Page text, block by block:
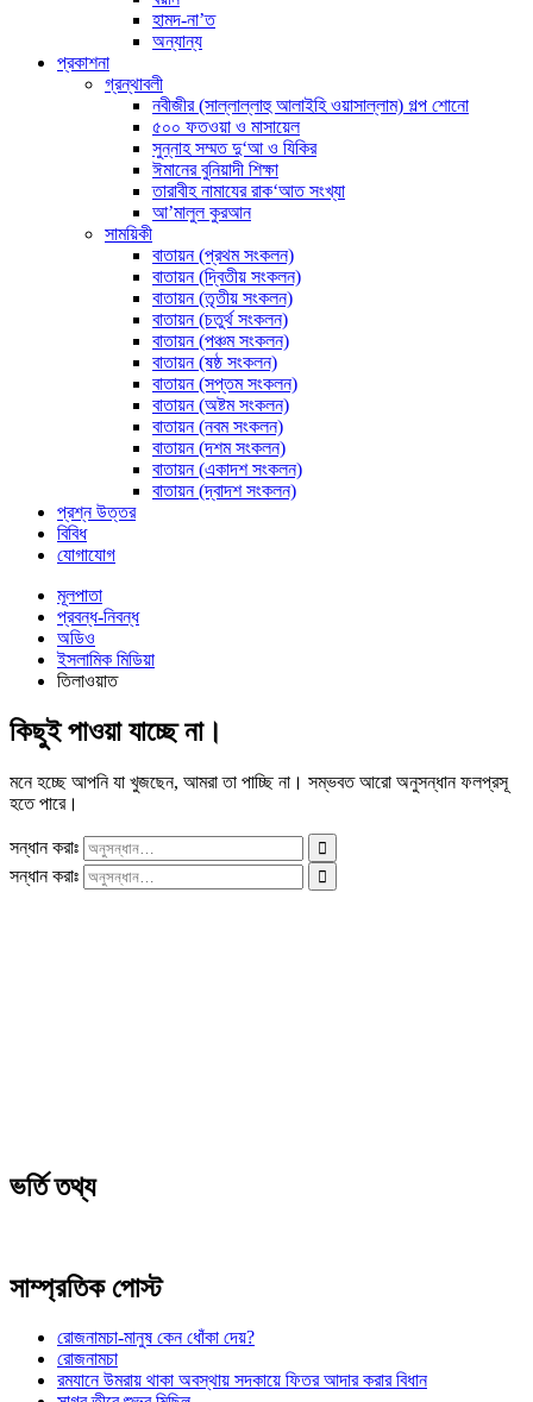
হামদ-না’ত
অন্যান্য
প্রকাশনা
গ্রন্থাবলী
নবীজীর (সাল্লাল্লাহু আলাইহি ওয়াসাল্লাম) গল্প শোনো
৫০০ ফতওয়া ও মাসায়েল
সুন্নাহ সম্মত দু‘আ ও যিকির
ঈমানের বুনিয়াদী শিক্ষা
তারাবীহ নামাযের রাক‘আত সংখ্যা
আ’মালুল কুরআন
সাময়িকী
বাতায়ন (প্রথম সংকলন)
বাতায়ন (দ্বিতীয় সংকলন)
বাতায়ন (তৃতীয় সংকলন)
বাতায়ন (চতুর্থ সংকলন)
বাতায়ন (পঞ্চম সংকলন)
বাতায়ন (ষষ্ঠ সংকলন)
বাতায়ন (সপ্তম সংকলন)
বাতায়ন (অষ্টম সংকলন)
বাতায়ন (নবম সংকলন)
বাতায়ন (দশম সংকলন)
বাতায়ন (একাদশ সংকলন)
বাতায়ন (দ্বাদশ সংকলন)
প্রশ্ন উত্তর
বিবিধ
যোগাযোগ
মূলপাতা
প্রবন্ধ-নিবন্ধ
অডিও
ইসলামিক মিডিয়া
তিলাওয়াত
কিছুই পাওয়া যাচ্ছে না।
মনে হচ্ছে আপনি যা খুজছেন, আমরা তা পাচ্ছি না। সম্ভবত আরো অনুসন্ধান ফলপ্রসূ
হতে পারে।
সন্ধান করাঃ
সন্ধান করাঃ
ভর্তি তথ্য
সাম্প্রতিক পোস্ট
রোজনামচা-মানুষ কেন ধোঁকা দেয়?
রোজনামচা
রমযানে উমরায় থাকা অবস্থায় সদকায়ে ফিতর আদার করার বিধান